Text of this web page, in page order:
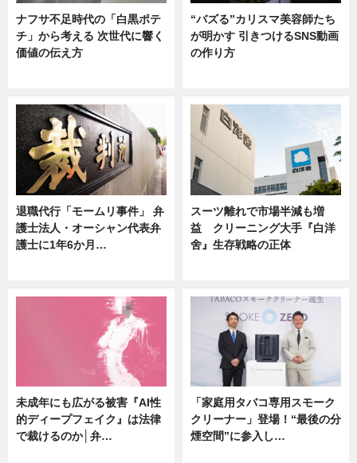
ナフサ不足時代の「白黒ポテ
チ」から考える 次世代に響く
価値の伝え方
“バズる”カリスマ美容師たち
が明かす 引きつけるSNS動画
の作り方
退職代行「モームリ事件」 弁
護士法人・オーシャン代表弁
護士に1年6か月…
スーツ離れで市場半減も増
益 クリーニング大手『白洋
舍』生存戦略の正体
未成年にも広がる被害『AI性
的ディープフェイク』は法律
で裁けるのか│弁…
「家庭用タバコ専用スモーク
クリーナー」登場！“最後の分
煙空間”に参入し…